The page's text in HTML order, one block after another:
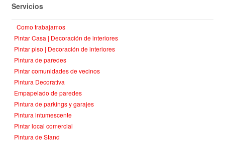
Servicios
Como trabajamos
Pintar Casa | Decoración de interiores
Pintar piso | Decoración de interiores
Pintura de paredes
Pintar comunidades de vecinos
Pintura Decorativa
Empapelado de paredes
Pintura de parkings y garajes
Pintura intumescente
Pintar local comercial
Pintura de Stand